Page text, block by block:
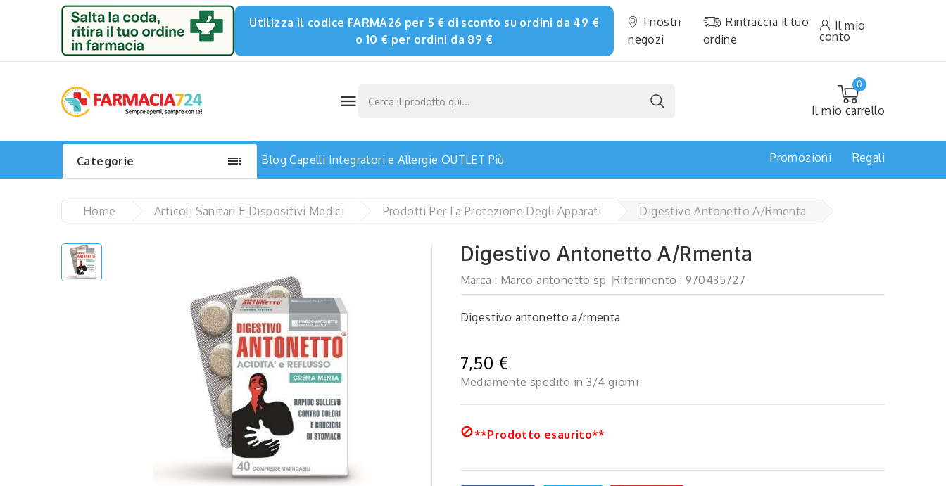
Utilizza il codice FARMA26 per 5 € di sconto su ordini da 49 €
o 10 € per ordini da 89 €
I nostri
negozi
Rintraccia il tuo
ordine
Il mio
conto

0
Il mio carrello

Categorie Blog Capelli Integratori e Allergie OUTLET Più Promozioni Regali
Home Articoli Sanitari E Dispositivi Medici Prodotti Per La Protezione Degli Apparati Digestivo Antonetto A/rmenta
Digestivo Antonetto A/rmenta
Marca : Marco antonetto sp Riferimento : 970435727
Digestivo antonetto a/rmenta
7,50 €
Mediamente spedito in 3/4 giorni
**Prodotto esaurito**